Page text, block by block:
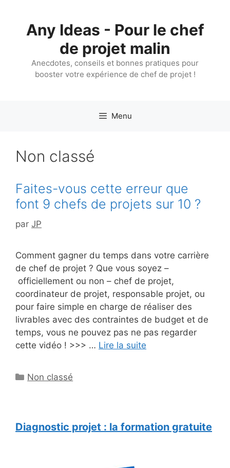
contenuAny Ideas - Pour le chef
de projet malin
Anecdotes, conseils et bonnes pratiques pour
booster votre expérience de chef de projet !
Menu
Non classé
Faites-vous cette erreur que
font 9 chefs de projets sur 10 ?
par JP
Comment gagner du temps dans votre carrière
de chef de projet ? Que vous soyez –
officiellement ou non – chef de projet,
coordinateur de projet, responsable projet, ou
pour faire simple en charge de réaliser des
livrables avec des contraintes de budget et de
temps, vous ne pouvez pas ne pas regarder
cette vidéo ! >>> … Lire la suite
Catégories
Non classé
Diagnostic projet : la formation gratuite